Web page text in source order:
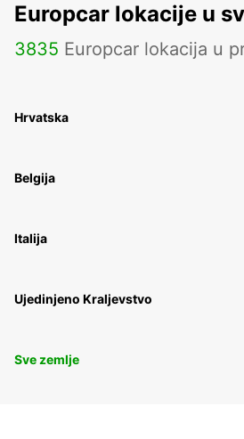
Europcar lokacije u
3835 Europcar lokacija u
Hrvatska
Belgija
Italija
Ujedinjeno Kraljevstvo
Sve zemlje